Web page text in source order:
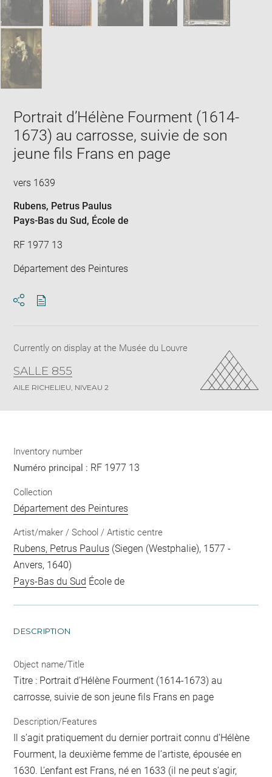
Portrait d’Hélène Fourment (1614-
1673) au carrosse, suivie de son
jeune fils Frans en page
vers 1639
Rubens, Petrus Paulus
Pays-Bas du Sud, École de
RF 1977 13
Département des Peintures
Currently on display at the Musée du Louvre
SALLE 855
AILE RICHELIEU, NIVEAU 2
Inventory number
Numéro principal : RF 1977 13
Collection
Département des Peintures
Artist/maker / School / Artistic centre
Rubens, Petrus Paulus (Siegen (Westphalie), 1577 -
Anvers, 1640)
Pays-Bas du Sud École de
DESCRIPTION
Object name/Title
Titre : Portrait d’Hélène Fourment (1614-1673) au
carrosse, suivie de son jeune fils Frans en page
Description/Features
Il s’agit pratiquement du dernier portrait connu d’Hélène
Fourment, la deuxième femme de l’artiste, épousée en
1630. L’enfant est Frans, né en 1633 (il ne peut s’agir,